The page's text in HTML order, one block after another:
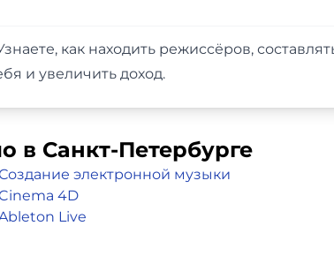
как находить режиссёров,
и увеличить доход.
в Санкт-Петербурге
Создание электронной музыки
4D
Live